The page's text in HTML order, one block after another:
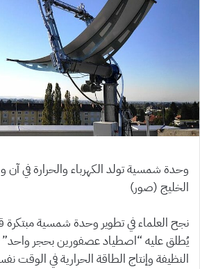
وحدة شمسية تولد الكهرباء والحرارة في آن
الخليج (صور)
نجح العلماء في تطوير وحدة شمسية مبتكرة
يُطلق عليه “اصطياد عصفورين بحجر واحد”
النظيفة وإنتاج الطاقة الحرارية في الوقت